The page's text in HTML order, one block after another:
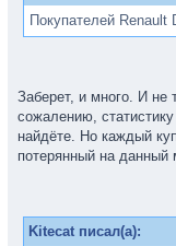
Покупателей Renault
Заберет, и много. И не
сожалению,
найдёте. Но каждый
потерянный на данный
Kitecat писал(а):